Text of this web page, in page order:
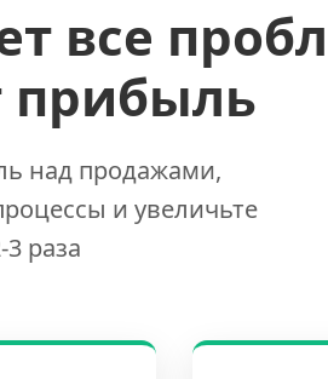
все
прибыль
над продажами,
и увеличьте
раза